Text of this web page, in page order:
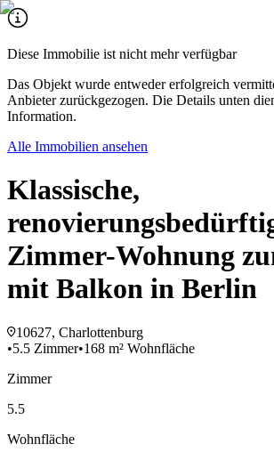
Diese Immobilie ist nicht mehr verfügbar
Das Objekt wurde entweder erfolgreich
Anbieter zurückgezogen. Die Details unten
Information.
Alle Immobilien ansehen
Klassische,
Zimmer-Wohnung
mit Balkon in Berlin
10627, Charlottenburg
•5.5 Zimmer•168 m² Wohnfläche
Zimmer
5.5
Wohnfläche